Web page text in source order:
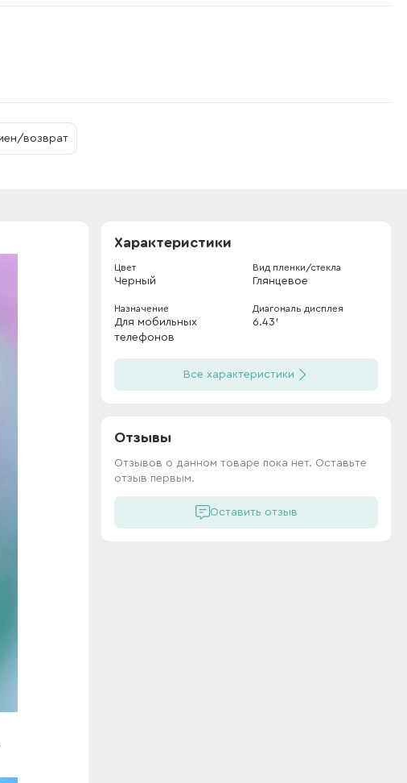
возврат
Характеристики
Цвет
Черный
Вид пленки/стекла
Глянцевое
Назначение
Для мобильных
телефонов
Диагональ дисплея
6.43'
Все характеристики
Отзывы
Отзывов о данном товаре пока нет. Оставьте
отзыв первым.
Оставить отзыв